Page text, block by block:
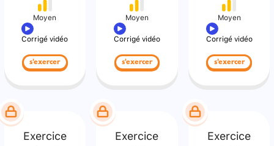
Moyen
Corrigé vidéo
s'exercer
Moyen
Corrigé vidéo
s'exercer
Moyen
Corrigé vidéo
s'exercer
Exercice Exercice Exercice